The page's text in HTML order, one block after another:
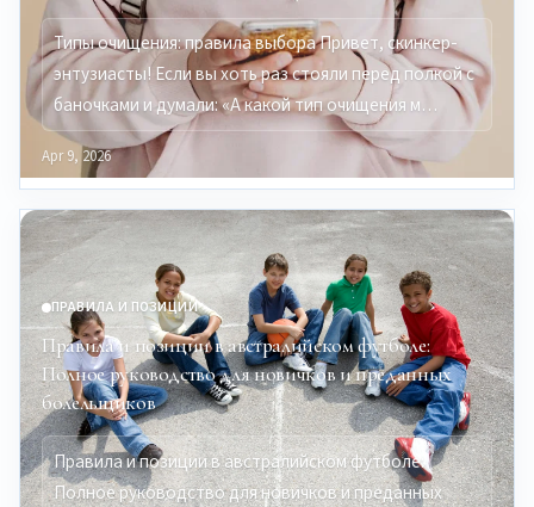
Типы очищения: правила выбора Привет, скинкер-
энтузиасты! Если вы хоть раз стояли перед полкой с
баночками и думали: «А какой тип очищения м…
Apr 9, 2026
ПРАВИЛА И ПОЗИЦИИ
Правила и позиции в австралийском футболе:
Полное руководство для новичков и преданных
болельщиков
Правила и позиции в австралийском футболе:
Полное руководство для новичков и преданных